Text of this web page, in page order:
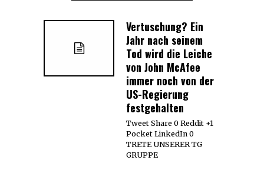
Vertuschung? Ein
Jahr nach seinem
Tod wird die Leiche
von John McAfee
immer noch von der
US-Regierung
festgehalten
Tweet Share 0 Reddit +1
Pocket LinkedIn 0
TRETE UNSERER TG
GRUPPE